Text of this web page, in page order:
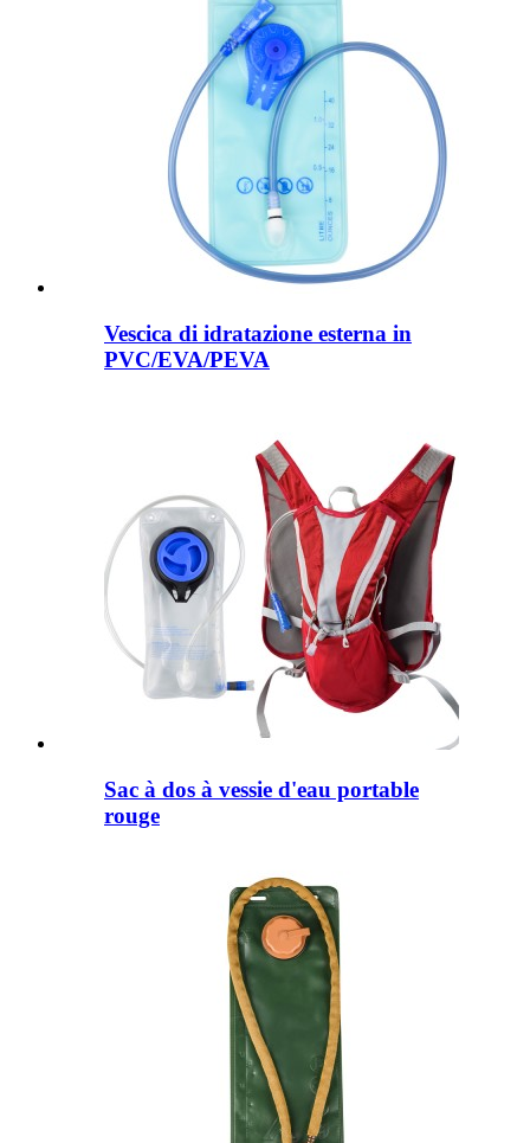
Vescica di idratazione esterna in
PVC/EVA/PEVA
Sac à dos à vessie d'eau portable
rouge